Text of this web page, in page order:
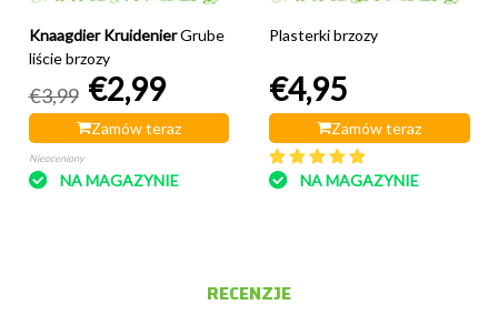
Knaagdier Kruidenier Grube
liście brzozy
€3,99 €2,99
Zamów teraz
Nieoceniony
NA MAGAZYNIE
Plasterki brzozy
€4,95
Zamów teraz
NA MAGAZYNIE
RECENZJE